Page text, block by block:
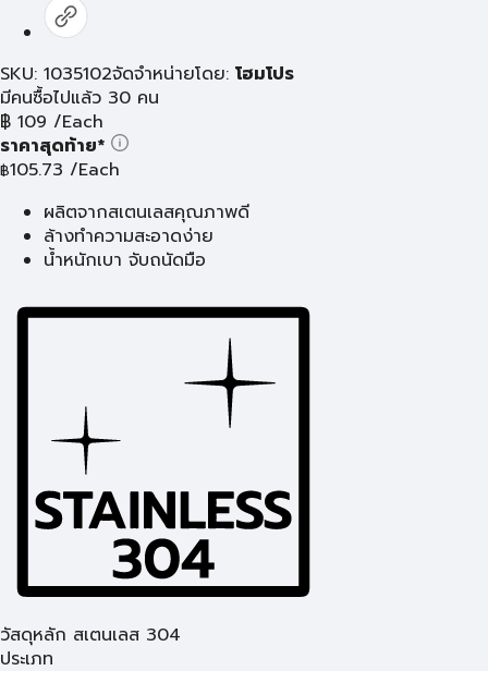
SKU: 1035102จัดจำหน่ายโดย: โฮมโปร
มีคนซื้อไปแล้ว 30 คน
฿ 109 /Each
ราคาสุดท้าย*
฿105.73 /Each
ผลิตจากสเตนเลสคุณภาพดี
ล้างทำความสะอาดง่าย
น้ำหนักเบา จับถนัดมือ
วัสดุหลัก สเตนเลส 304
ประเภท